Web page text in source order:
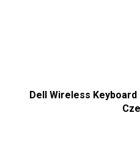
Dell Wireless Keyboard